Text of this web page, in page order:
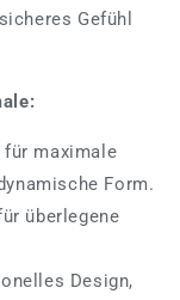
Gefühl
für maximale
Form.
überlegene
Design,